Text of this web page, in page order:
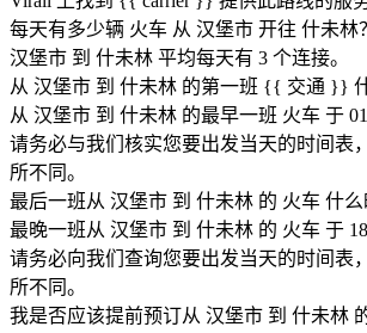
每天有多少辆 火车 从 汉堡市 开往 什未林？
汉堡市 到 什未林 平均每天有 3 个连接。
从 汉堡市 到 什未林 的第一班 {{ 交通 }}
从 汉堡市 到 什未林 的最早一班 火车 于
请务必与我们核实您要出发当天的时间表
所不同。
最后一班从 汉堡市 到 什未林 的 火车 什么
最晚一班从 汉堡市 到 什未林 的 火车 于
请务必向我们查询您要出发当天的时间表
所不同。
我是否应该提前预订从 汉堡市 到 什未林